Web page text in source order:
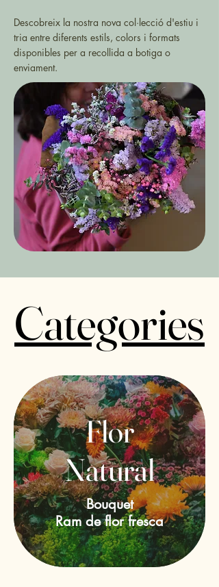
Descobreix la nostra nova col·lecció d'estiu i
tria entre diferents estils, colors i formats
disponibles per a recollida a botiga o
enviament.
Categories
Flor
Natural
Bouquet
Ram de flor fresca